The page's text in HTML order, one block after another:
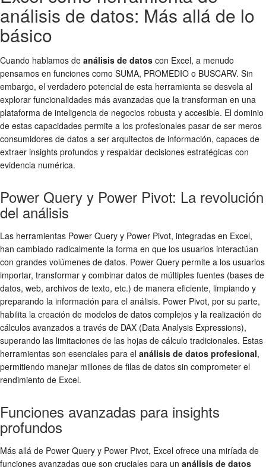
análisis de datos: Más allá de lo
básico
Cuando hablamos de análisis de datos con Excel, a menudo
pensamos en funciones como SUMA, PROMEDIO o BUSCARV. Sin
embargo, el verdadero potencial de esta herramienta se desvela al
explorar funcionalidades más avanzadas que la transforman en una
plataforma de inteligencia de negocios robusta y accesible. El dominio
de estas capacidades permite a los profesionales pasar de ser meros
consumidores de datos a ser arquitectos de información, capaces de
extraer insights profundos y respaldar decisiones estratégicas con
evidencia numérica.
Power Query y Power Pivot: La revolución
del análisis
Las herramientas Power Query y Power Pivot, integradas en Excel,
han cambiado radicalmente la forma en que los usuarios interactúan
con grandes volúmenes de datos. Power Query permite a los usuarios
importar, transformar y combinar datos de múltiples fuentes (bases de
datos, web, archivos de texto, etc.) de manera eficiente, limpiando y
preparando la información para el análisis. Power Pivot, por su parte,
habilita la creación de modelos de datos complejos y la realización de
cálculos avanzados a través de DAX (Data Analysis Expressions),
superando las limitaciones de las hojas de cálculo tradicionales. Estas
herramientas son esenciales para el análisis de datos profesional,
permitiendo manejar millones de filas de datos sin comprometer el
rendimiento de Excel.
Funciones avanzadas para insights
profundos
Más allá de Power Query y Power Pivot, Excel ofrece una miríada de
funciones avanzadas que son cruciales para un análisis de datos